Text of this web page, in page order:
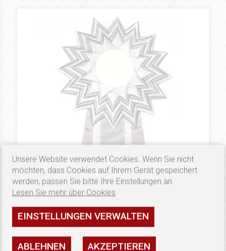
PLATINUM
Preisschleifen Icicles
17.86 €
Verfügbarkeit: hoch
SEHEN
Unsere Website verwendet Cookies. Wenn Sie nicht
möchten, dass Cookies auf Ihrem Gerät gespeichert
werden, passen Sie bitte Ihre Einstellungen an.
Lesen Sie mehr über Cookies
EINSTELLUNGEN VERWALTEN
ABLEHNEN AKZEPTIEREN